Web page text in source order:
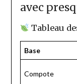
avec
Tableau
Base
Compote